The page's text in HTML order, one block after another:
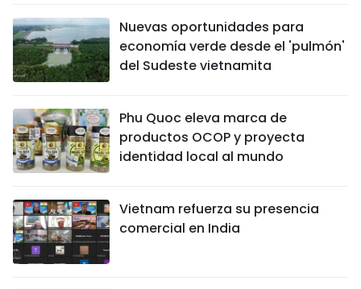
Nuevas oportunidades para
economía verde desde el 'pulmón'
del Sudeste vietnamita
Phu Quoc eleva marca de
productos OCOP y proyecta
identidad local al mundo
Vietnam refuerza su presencia
comercial en India